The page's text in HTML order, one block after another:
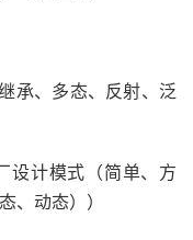
承、多态、反射、泛
设计模式（简单、方
、动态））